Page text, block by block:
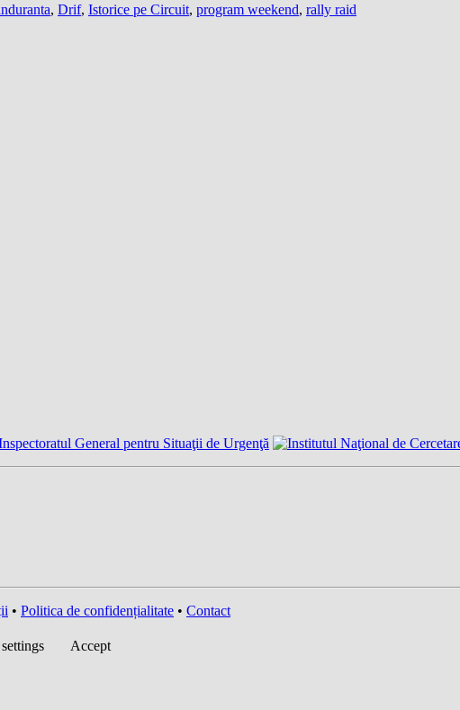
, Drif, Istorice pe Circuit, program weekend, rally raid
• Politica de confidențialitate • Contact
Accept